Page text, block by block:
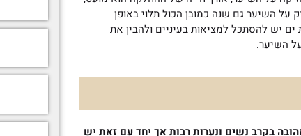
על השיער גם שנה כמובן הכול תלוי באופן
יש להסתכל למציאות בעיניים ולהבין את
השיער.
בקרב נשים ונערות רבות אך יחד עם זאת יש